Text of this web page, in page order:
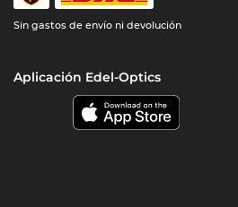
Sin gastos de envío ni devolución
Aplicación Edel-Optics